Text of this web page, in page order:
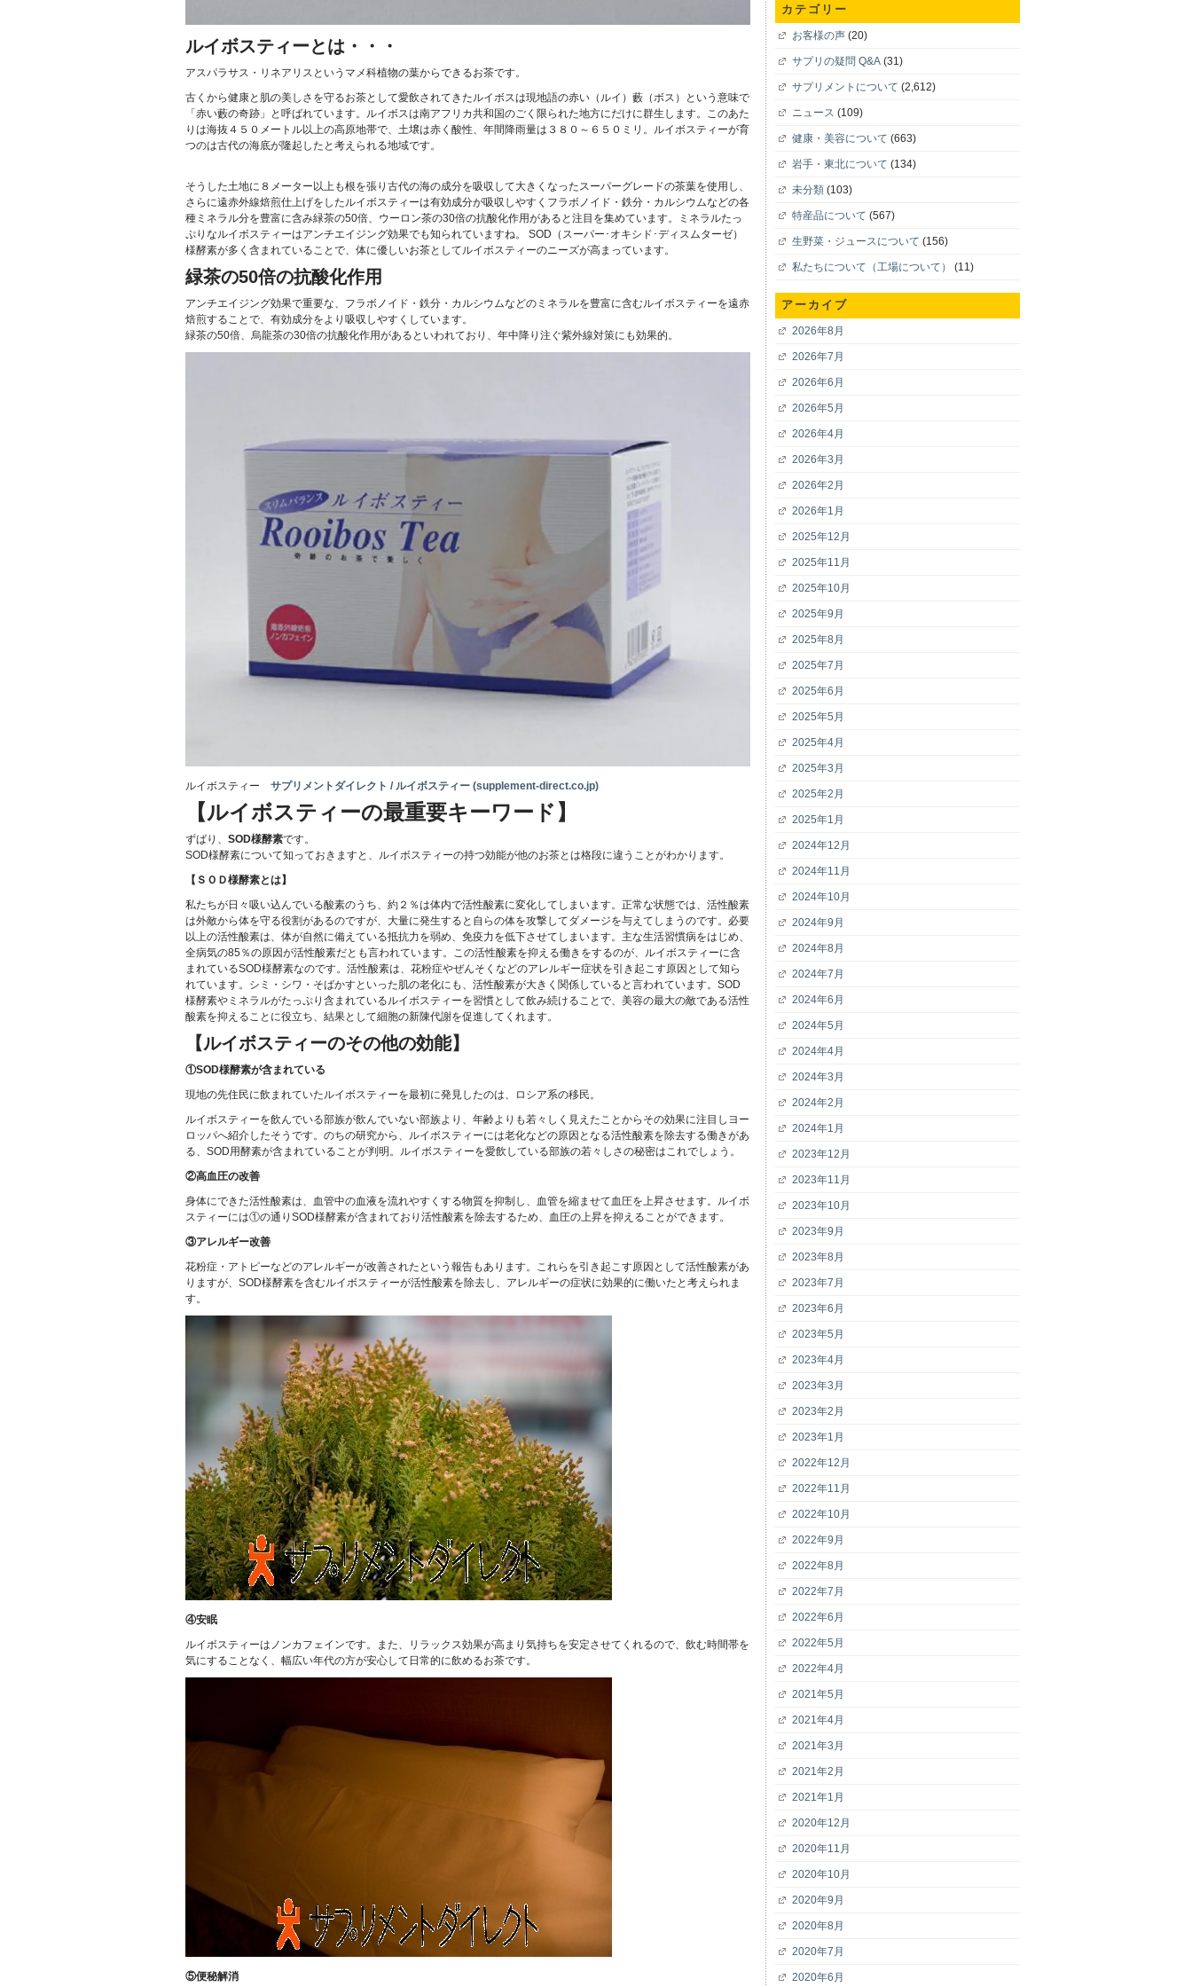
ルイボスティーとは・・・
アスパラサス・リネアリスというマメ科植物の葉からできるお茶です。
古くから健康と肌の美しさを守るお茶として愛飲されてきたルイボスは現地語の赤い（ルイ）藪（ボス）という意味で
「赤い藪の奇跡」と呼ばれています。ルイボスは南アフリカ共和国のごく限られた地方にだけに群生します。このあた
りは海抜４５０メートル以上の高原地帯で、土壌は赤く酸性、年間降雨量は３８０～６５０ミリ。ルイボスティーが育
つのは古代の海底が隆起したと考えられる地域です。
そうした土地に８メーター以上も根を張り古代の海の成分を吸収して大きくなったスーパーグレードの茶葉を使用し、
さらに遠赤外線焙煎仕上げをしたルイボスティーは有効成分が吸収しやすくフラボノイド・鉄分・カルシウムなどの各
種ミネラル分を豊富に含み緑茶の50倍、ウーロン茶の30倍の抗酸化作用があると注目を集めています。ミネラルたっ
ぷりなルイボスティーはアンチエイジング効果でも知られていますね。 SOD（スーパー･オキシド･ディスムターゼ）
様酵素が多く含まれていることで、体に優しいお茶としてルイボスティーのニーズが高まっています。
緑茶の50倍の抗酸化作用
アンチエイジング効果で重要な、フラボノイド・鉄分・カルシウムなどのミネラルを豊富に含むルイボスティーを遠赤
焙煎することで、有効成分をより吸収しやすくしています。
緑茶の50倍、烏龍茶の30倍の抗酸化作用があるといわれており、年中降り注ぐ紫外線対策にも効果的。
ルイボスティー サプリメントダイレクト / ルイボスティー (supplement-direct.co.jp)
【ルイボスティーの最重要キーワード】
ずばり、 SOD様酵素です。
SOD様酵素について知っておきますと、ルイボスティーの持つ効能が他のお茶とは格段に違うことがわかります。
【ＳＯＤ様酵素とは】
私たちが日々吸い込んでいる酸素のうち、約２％は体内で活性酸素に変化してしまいます。正常な状態では、活性酸素
は外敵から体を守る役割があるのですが、大量に発生すると自らの体を攻撃してダメージを与えてしまうのです。必要
以上の活性酸素は、体が自然に備えている抵抗力を弱め、免疫力を低下させてしまいます。主な生活習慣病をはじめ、
全病気の85％の原因が活性酸素だとも言われています。この活性酸素を抑える働きをするのが、ルイボスティーに含
まれているSOD様酵素なのです。活性酸素は、花粉症やぜんそくなどのアレルギー症状を引き起こす原因として知ら
れています。シミ・シワ・そばかすといった肌の老化にも、活性酸素が大きく関係していると言われています。SOD
様酵素やミネラルがたっぷり含まれているルイボスティーを習慣として飲み続けることで、美容の最大の敵である活性
酸素を抑えることに役立ち、結果として細胞の新陳代謝を促進してくれます。
【ルイボスティーのその他の効能】
①SOD様酵素が含まれている
現地の先住民に飲まれていたルイボスティーを最初に発見したのは、ロシア系の移民。
ルイボスティーを飲んでいる部族が飲んでいない部族より、年齢よりも若々しく見えたことからその効果に注目しヨー
ロッパへ紹介したそうです。のちの研究から、ルイボスティーには老化などの原因となる活性酸素を除去する働きがあ
る、SOD用酵素が含まれていることが判明。ルイボスティーを愛飲している部族の若々しさの秘密はこれでしょう。
②高血圧の改善
身体にできた活性酸素は、血管中の血液を流れやすくする物質を抑制し、血管を縮ませて血圧を上昇させます。ルイボ
スティーには①の通りSOD様酵素が含まれており活性酸素を除去するため、血圧の上昇を抑えることができます。
③アレルギー改善
花粉症・アトピーなどのアレルギーが改善されたという報告もあります。これらを引き起こす原因として活性酸素があ
りますが、SOD様酵素を含むルイボスティーが活性酸素を除去し、アレルギーの症状に効果的に働いたと考えられま
す。
④安眠
ルイボスティーはノンカフェインです。また、リラックス効果が高まり気持ちを安定させてくれるので、飲む時間帯を
気にすることなく、幅広い年代の方が安心して日常的に飲めるお茶です。
⑤便秘解消
カテゴリー
お客様の声 (20)
サプリの疑問 Q&A (31)
サプリメントについて (2,612)
ニュース (109)
健康・美容について (663)
岩手・東北について (134)
未分類 (103)
特産品について (567)
生野菜・ジュースについて (156)
私たちについて（工場について） (11)
アーカイブ
2026年8月
2026年7月
2026年6月
2026年5月
2026年4月
2026年3月
2026年2月
2026年1月
2025年12月
2025年11月
2025年10月
2025年9月
2025年8月
2025年7月
2025年6月
2025年5月
2025年4月
2025年3月
2025年2月
2025年1月
2024年12月
2024年11月
2024年10月
2024年9月
2024年8月
2024年7月
2024年6月
2024年5月
2024年4月
2024年3月
2024年2月
2024年1月
2023年12月
2023年11月
2023年10月
2023年9月
2023年8月
2023年7月
2023年6月
2023年5月
2023年4月
2023年3月
2023年2月
2023年1月
2022年12月
2022年11月
2022年10月
2022年9月
2022年8月
2022年7月
2022年6月
2022年5月
2022年4月
2021年5月
2021年4月
2021年3月
2021年2月
2021年1月
2020年12月
2020年11月
2020年10月
2020年9月
2020年8月
2020年7月
2020年6月